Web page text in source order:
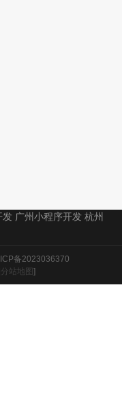
发 广州小程序开发 杭州
备2023036370
分站地图 ]